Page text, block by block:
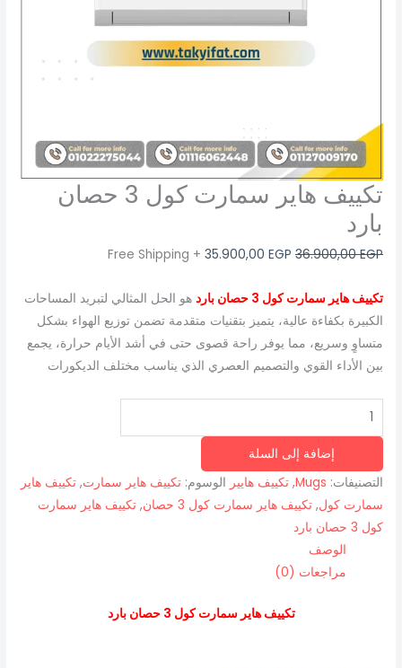
تكييف هاير سمارت كول 3 حصان
بارد
36.900,00EGP
35.900,00 EGP
+ Free Shipping
تكييف هاير سمارت كول 3 حصان بارد
هو الحل المثالي لتبريد المساحات
الكبيرة بكفاءة عالية، يتميز بتقنيات متقدمة تضمن توزيع الهواء بشكل
متساوٍ وسريع، مما يوفر راحة قصوى حتى في أشد الأيام حرارة، يجمع
بين الأداء القوي والتصميم العصري الذي يناسب مختلف الديكورات
إضافة إلى السلة
التصنيفات: Mugs
,تكييف هايير الوسوم:تكييف هاير سمارت,تكييف هاير
سمارت كول,تكييف هاير سمارت كول 3 حصان ,تكييف هاير سمارت
كول 3 حصان بارد
الوصف
مراجعات (0)
تكييف هاير سمارت كول 3 حصان بارد